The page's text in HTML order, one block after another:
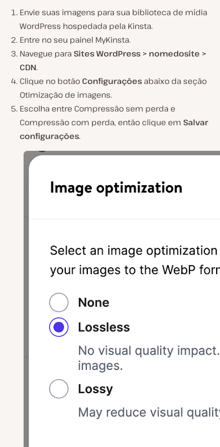
Envie suas imagens para sua biblioteca de mídia
WordPress hospedada pela Kinsta.
Entre no seu painel MyKinsta.
Navegue para Sites WordPress > nomedosite >
CDN.
Clique no botão Configurações abaixo da seção
Otimização de imagens.
Escolha entre Compressão sem perda e
Compressão com perda, então clique em Salvar
configurações.